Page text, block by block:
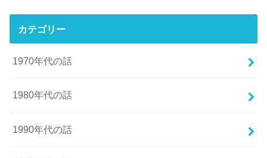
カテゴリー
1970年代の話
1980年代の話
1990年代の話